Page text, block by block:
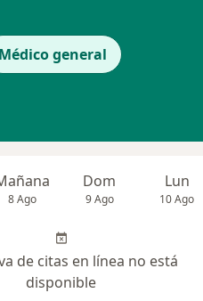
Médico general
8 Ago
Dom
9 Ago
Lun
10 Ago
de citas en línea no está
disponible